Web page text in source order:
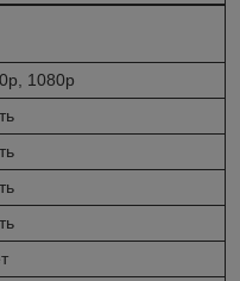
1080p